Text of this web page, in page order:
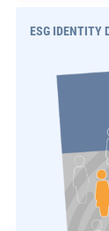
ESG IDENTITY